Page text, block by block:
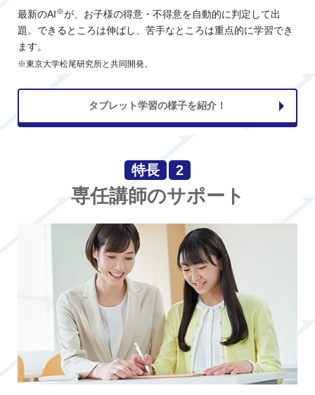
最新のAI※が、お子様の得意・不得意を自動的に判定して出
題。できるところは伸ばし、苦手なところは重点的に学習でき
ます。
※東京大学松尾研究所と共同開発。
タブレット学習の様子を紹介！
特長 2
専任講師のサポート